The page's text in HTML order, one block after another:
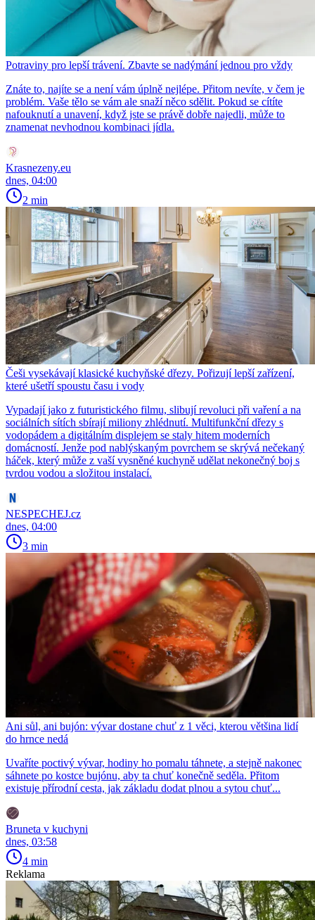
Potraviny pro lepší trávení. Zbavte se nadýmání jednou pro vždy
Znáte to, najíte se a není vám úplně nejlépe. Přitom nevíte, v čem je
problém. Vaše tělo se vám ale snaží něco sdělit. Pokud se cítíte
nafouknutí a unavení, když jste se právě dobře najedli, může to
znamenat nevhodnou kombinaci jídla.
Krasnezeny.eu
dnes, 04:00
2 min
Češi vysekávají klasické kuchyňské dřezy. Pořizují lepší zařízení,
které ušetří spoustu času i vody
Vypadají jako z futuristického filmu, slibují revoluci při vaření a na
sociálních sítích sbírají miliony zhlédnutí. Multifunkční dřezy s
vodopádem a digitálním displejem se staly hitem moderních
domácností. Jenže pod nablýskaným povrchem se skrývá nečekaný
háček, který může z vaší vysněné kuchyně udělat nekonečný boj s
tvrdou vodou a složitou instalací.
NESPECHEJ.cz
dnes, 04:00
3 min
Ani sůl, ani bujón: vývar dostane chuť z 1 věci, kterou většina lidí
do hrnce nedá
Uvaříte poctivý vývar, hodiny ho pomalu táhnete, a stejně nakonec
sáhnete po kostce bujónu, aby ta chuť konečně seděla. Přitom
existuje přírodní cesta, jak základu dodat plnou a sytou chuť...
Bruneta v kuchyni
dnes, 03:58
4 min
Reklama